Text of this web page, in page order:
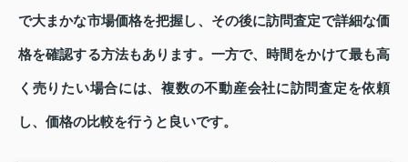
で大まかな市場価格を把握し、その後に訪問査定で詳細な価
格を確認する方法もあります。一方で、時間をかけて最も高
く売りたい場合には、複数の不動産会社に訪問査定を依頼
し、価格の比較を行うと良いです。